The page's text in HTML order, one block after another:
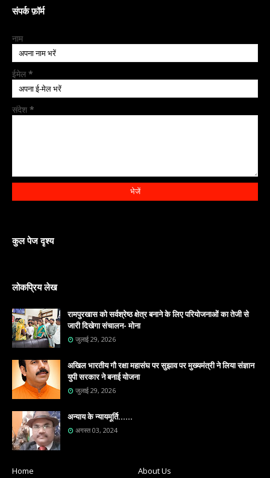
संपर्क फ़ॉर्म
नाम
ईमेल *
संदेश *
कुल पेज दृश्य
लोकप्रिय लेख
रामपुरखास को सर्वश्रेष्ठ क्षेत्र बनाने के लिए परियोजनाओं का तेजी से
जारी दिखेगा संचालन- मोना
जुलाई 29, 2026
अखिल भारतीय गौ रक्षा महासंघ पर सुझाव पर मुख्यमंत्री ने लिया संज्ञान
युपी सरकार ने बनाई योजना
जुलाई 29, 2026
अन्याय के न्यायमूर्ति......
अगस्त 03, 2024
Home About Us